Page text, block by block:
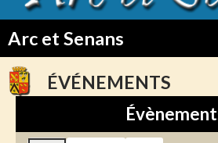
Arc et Senans
TO
CONTENTÉVÉNEMENTS